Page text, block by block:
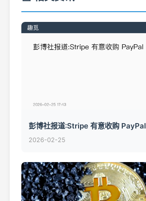
彭博社报道:Stripe 有意收购 PayPal
2026-02-25